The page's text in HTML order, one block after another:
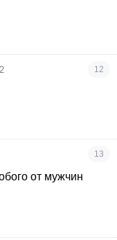
12
13
от мужчин